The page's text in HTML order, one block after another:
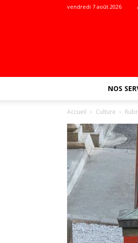
vendredi 7 août 2026
NOS
Accueil Culture